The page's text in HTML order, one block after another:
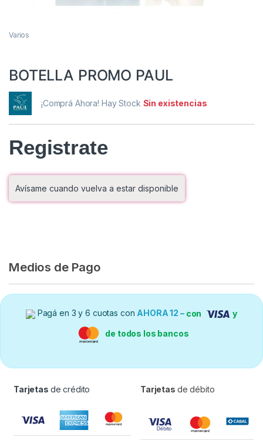
Varios
BOTELLA PROMO PAUL
¡Comprá Ahora! Hay Stock Sin existencias
Registrate
Avísame cuando vuelva a estar disponible
Medios de Pago
Pagá en 3 y 6 cuotas con AHORA 12 – con y
de todos los bancos
Tarjetas de crédito Tarjetas de débito